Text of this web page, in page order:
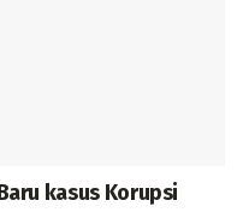
kasus Korupsi